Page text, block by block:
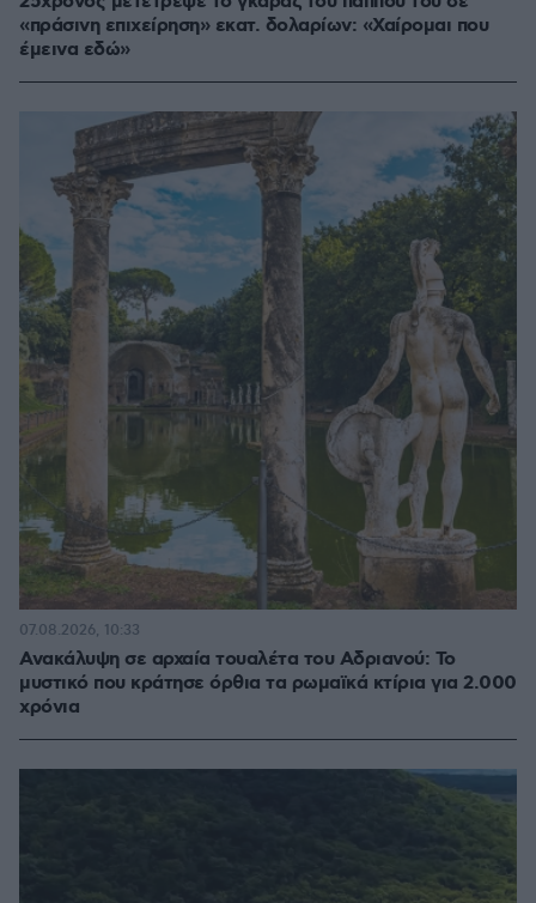
«πράσινη επιχείρηση» εκατ. δολαρίων: «Χαίρομαι που
έμεινα εδώ»
Ανακάλυψη σε αρχαία τουαλέτα του Αδριανού: Το
μυστικό που κράτησε όρθια τα ρωμαϊκά κτίρια για 2.000
χρόνια
07.08.2026, 10:33